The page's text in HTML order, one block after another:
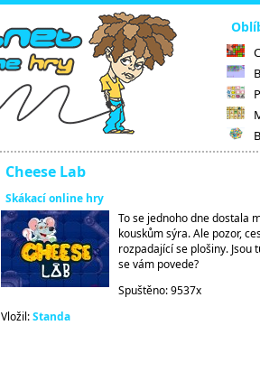
Cheese Lab
Skákací online hry
To se jednoho dne dostala
kouskům sýra. Ale pozor,
rozpadající se plošiny. Jsou
se vám povede?
Spuštěno: 9537x
Vložil:Standa